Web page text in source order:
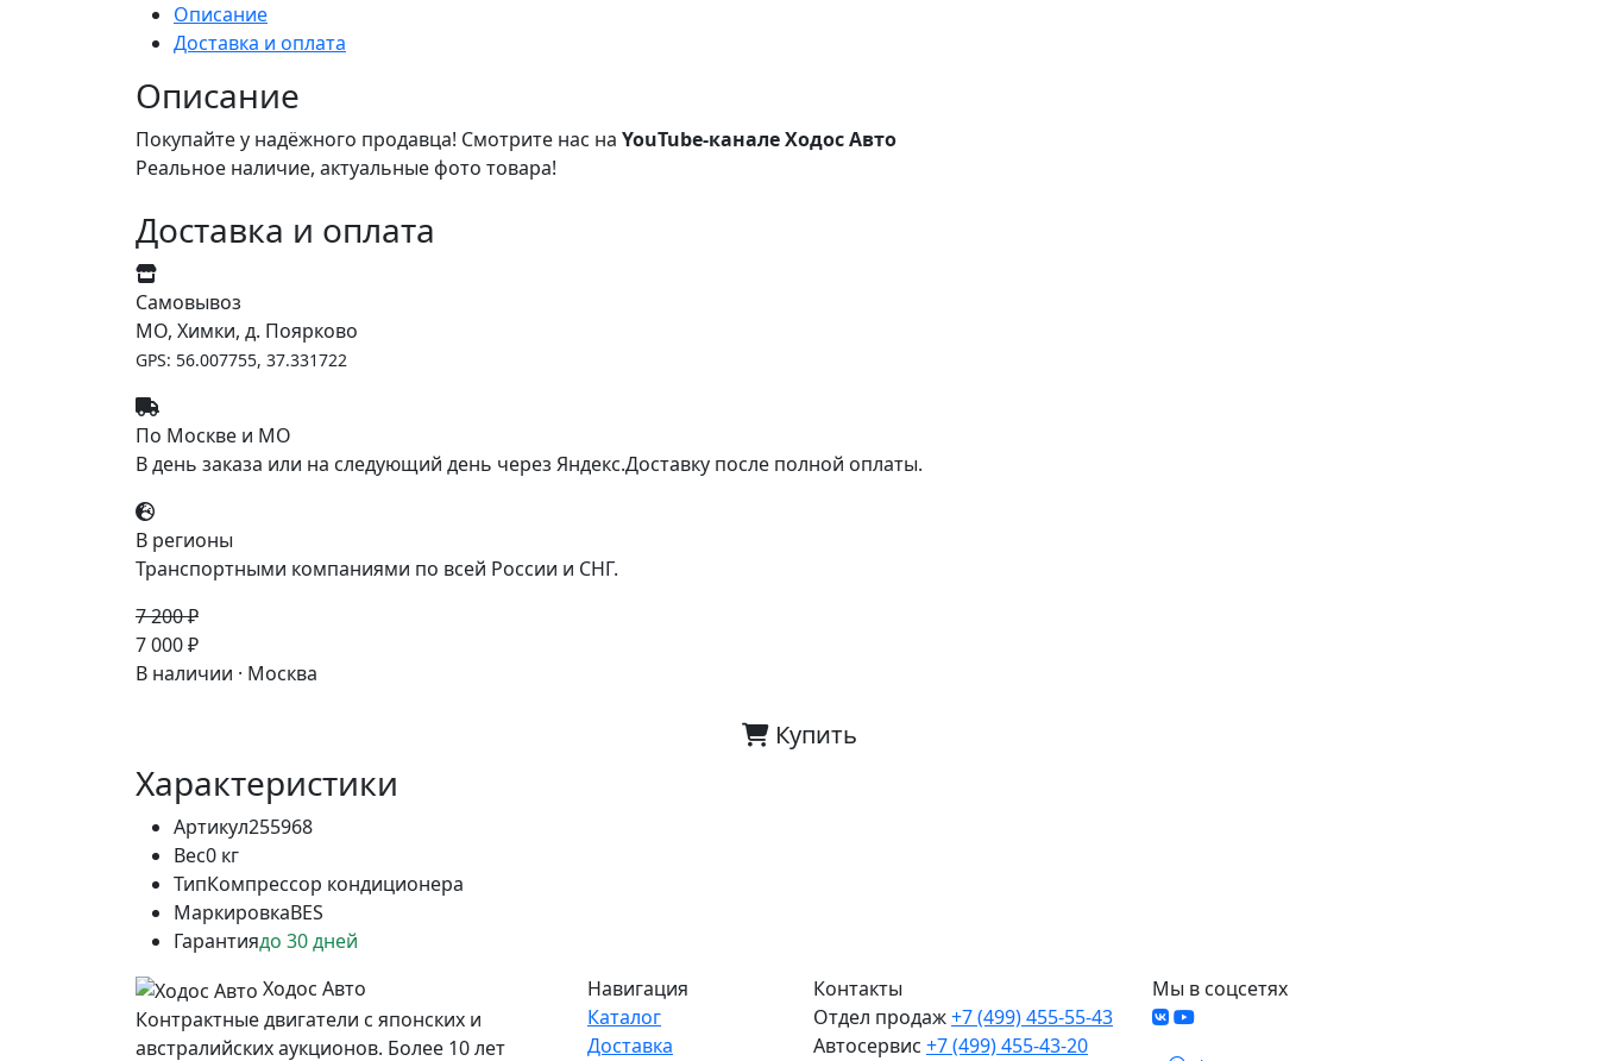
Описание
Доставка и оплата
Описание
Покупайте у надёжного продавца! Смотрите нас на YouTube-канале Ходос Авто
Реальное наличие, актуальные фото товара!
Доставка и оплата
Самовывоз
МО, Химки, д. Поярково
GPS: 56.007755, 37.331722
По Москве и МО
В день заказа или на следующий день через Яндекс.Доставку после полной оплаты.
В регионы
Транспортными компаниями по всей России и СНГ.
7 200 ₽
7 000 ₽
В наличии · Москва
Купить
Характеристики
Артикул255968
Вес0 кг
ТипКомпрессор кондиционера
МаркировкаBES
Гарантиядо 30 дней
Ходос Авто
Контрактные двигатели с японских и
австралийских аукционов. Более 10 лет
Навигация
Каталог
Доставка
Контакты
Отдел продаж+7 (499) 455-55-43
Автосервис +7 (499) 455-43-20
Мы в соцсетях